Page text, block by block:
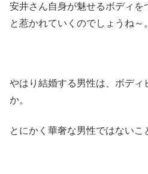
安井さん自身が魅せるボディ
と惹かれていくのでしょうね～。
やはり結婚する男性は、ボディ
か。
とにかく華奢な男性ではないこ